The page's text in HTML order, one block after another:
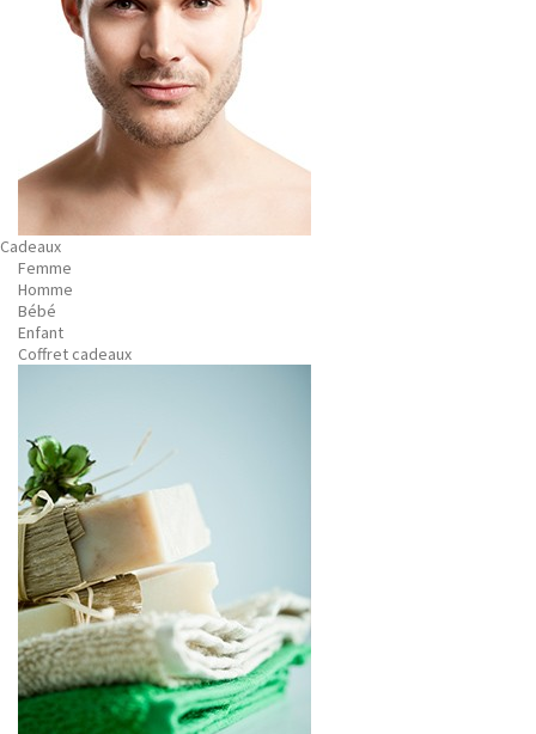
Cadeaux
Femme
Homme
Bébé
Enfant
Coffret cadeaux